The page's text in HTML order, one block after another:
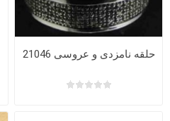
حلقه نامزدی و عروسی 21046